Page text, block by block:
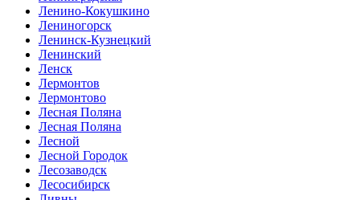
Ленино-Кокушкино
Лениногорск
Ленинск-Кузнецкий
Ленинский
Ленск
Лермонтов
Лермонтово
Лесная Поляна
Лесная Поляна
Лесной
Лесной Городок
Лесозаводск
Лесосибирск